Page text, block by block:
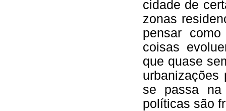
cidade de
zonas
pensar
coisas
que quase
se passa na
políticas são